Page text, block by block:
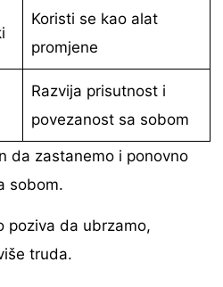
Koristi se kao alat
promjene
Razvija prisutnost i
povezanost sa sobom
da zastanemo i ponovno
sobom.
poziva da ubrzamo,
truda.